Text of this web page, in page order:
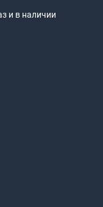
и в наличии